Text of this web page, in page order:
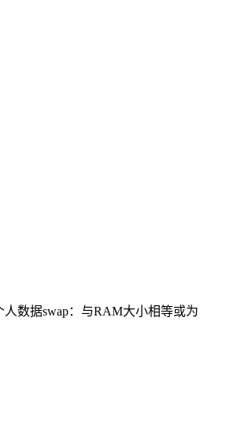
数据swap：与RAM大小相等或为